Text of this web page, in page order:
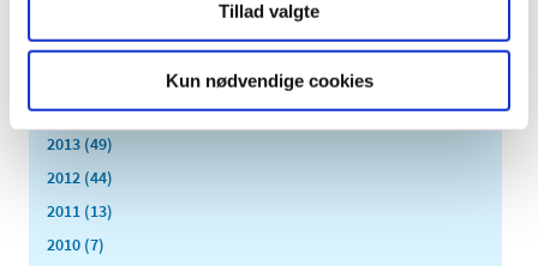
Tillad valgte
Kun nødvendige cookies
2016 (167)
2014 (44)
2013 (49)
2012 (44)
2011 (13)
2010 (7)